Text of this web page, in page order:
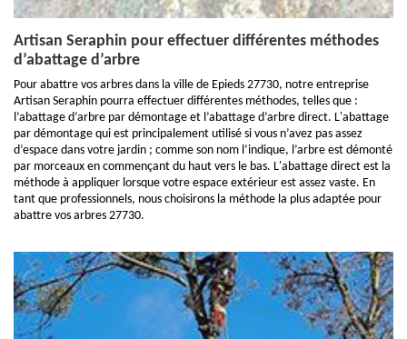
Artisan Seraphin pour effectuer différentes méthodes
d’abattage d’arbre
Pour abattre vos arbres dans la ville de Epieds 27730, notre entreprise
Artisan Seraphin pourra effectuer différentes méthodes, telles que :
l’abattage d’arbre par démontage et l’abattage d’arbre direct. L'abattage
par démontage qui est principalement utilisé si vous n’avez pas assez
d’espace dans votre jardin ; comme son nom l’indique, l’arbre est démonté
par morceaux en commençant du haut vers le bas. L'abattage direct est la
méthode à appliquer lorsque votre espace extérieur est assez vaste. En
tant que professionnels, nous choisirons la méthode la plus adaptée pour
abattre vos arbres 27730.